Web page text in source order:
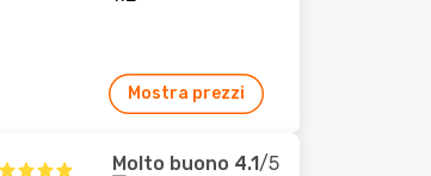
Mostra prezzi
Molto buono 4.1/5